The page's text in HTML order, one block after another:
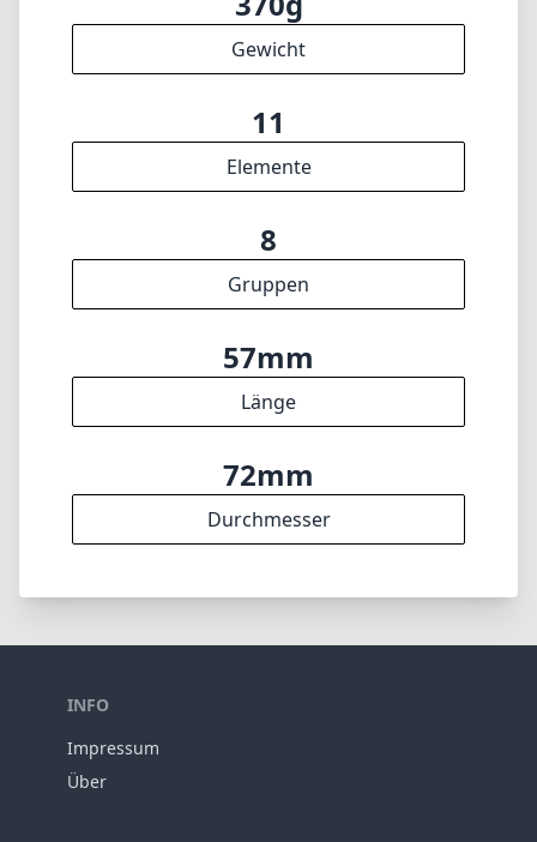
Gewicht
11
Elemente
8
Gruppen
57mm
Länge
72mm
Durchmesser
INFO
Impressum
Über